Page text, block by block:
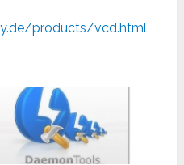
products/vcd.html